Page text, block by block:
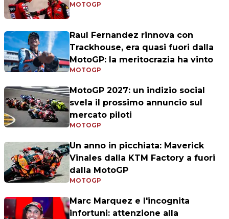
MOTOGP
Raul Fernandez rinnova con
Trackhouse, era quasi fuori dalla
MotoGP: la meritocrazia ha vinto
MOTOGP
MotoGP 2027: un indizio social
svela il prossimo annuncio sul
mercato piloti
MOTOGP
Un anno in picchiata: Maverick
Vinales dalla KTM Factory a fuori
dalla MotoGP
MOTOGP
Marc Marquez e l'incognita
infortuni: attenzione alla